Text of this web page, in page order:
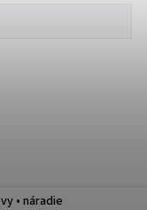
• náradie